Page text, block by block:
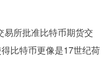
所批准比特币期货交
比特币更像是17世纪荷